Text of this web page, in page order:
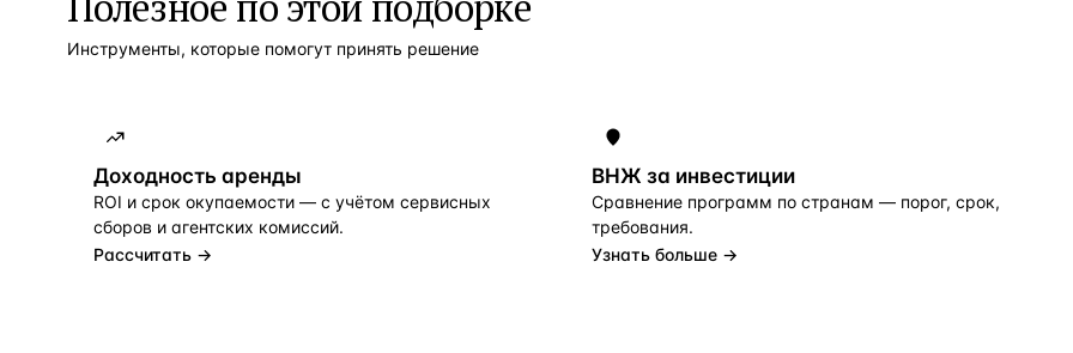
Инструменты, которые помогут принять решение
Доходность аренды
ROI и срок окупаемости — с учётом сервисных
сборов и агентских комиссий.
Рассчитать →
ВНЖ за инвестиции
Сравнение программ по странам — порог, срок,
требования.
Узнать больше →